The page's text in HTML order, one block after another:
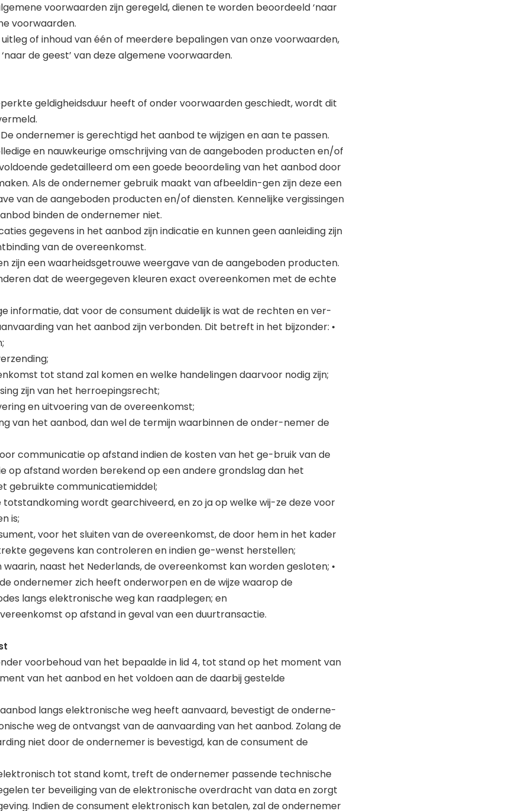
voorwaarden zijn geregeld, dienen te worden beoordeeld ‘naar
voorwaarden.
of inhoud van één of meerdere bepalingen van onze voorwaarden,
de geest’ van deze algemene voorwaarden.
geldigheidsduur heeft of onder voorwaarden geschiedt, wordt dit
ondernemer is gerechtigd het aanbod te wijzigen en aan te passen.
en nauwkeurige omschrijving van de aangeboden producten en/of
gedetailleerd om een goede beoordeling van het aanbod door
Als de ondernemer gebruik maakt van afbeeldin-gen zijn deze een
van de aangeboden producten en/of diensten. Kennelijke vergissingen
binden de ondernemer niet.
gegevens in het aanbod zijn indicatie en kunnen geen aanleiding zijn
van de overeenkomst.
zijn een waarheidsgetrouwe weergave van de aangeboden producten.
dat de weergegeven kleuren exact overeenkomen met de echte
informatie, dat voor de consument duidelijk is wat de rechten en ver-
van het aanbod zijn verbonden. Dit betreft in het bijzonder: •
tot stand zal komen en welke handelingen daarvoor nodig zijn;
zijn van het herroepingsrecht;
en uitvoering van de overeenkomst;
van het aanbod, dan wel de termijn waarbinnen de onder-nemer de
communicatie op afstand indien de kosten van het ge-bruik van de
op afstand worden berekend op een andere grondslag dan het
gebruikte communicatiemiddel;
totstandkoming wordt gearchiveerd, en zo ja op welke wij-ze deze voor
is;
voor het sluiten van de overeenkomst, de door hem in het kader
gegevens kan controleren en indien ge-wenst herstellen;
naast het Nederlands, de overeenkomst kan worden gesloten; •
ondernemer zich heeft onderworpen en de wijze waarop de
langs elektronische weg kan raadplegen; en
op afstand in geval van een duurtransactie.
voorbehoud van het bepaalde in lid 4, tot stand op het moment van
van het aanbod en het voldoen aan de daarbij gestelde
langs elektronische weg heeft aanvaard, bevestigt de onderne-
weg de ontvangst van de aanvaarding van het aanbod. Zolang de
niet door de ondernemer is bevestigd, kan de consument de
tot stand komt, treft de ondernemer passende technische
ter beveiliging van de elektronische overdracht van data en zorgt
Indien de consument elektronisch kan betalen, zal de ondernemer